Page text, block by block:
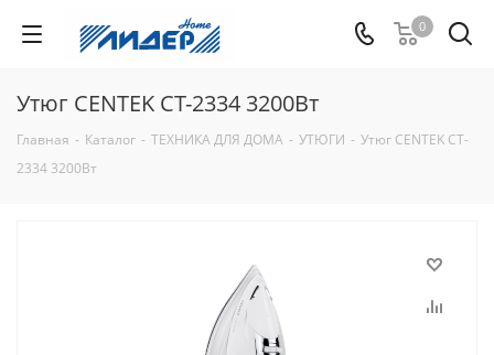
0
Утюг CENTEK CT-2334 3200Вт
Главная - Каталог - ТЕХНИКА ДЛЯ ДОМА - УТЮГИ - Утюг CENTEK CT-
2334 3200Вт